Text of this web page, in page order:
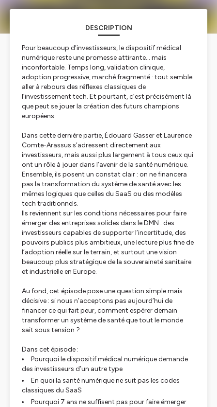
DESCRIPTION
Pour beaucoup d’investisseurs, le dispositif médical
numérique reste une promesse attirante… mais
inconfortable. Temps long, validation clinique,
adoption progressive, marché fragmenté : tout semble
aller à rebours des réflexes classiques de
l’investissement tech. Et pourtant, c’est précisément là
que peut se jouer la création des futurs champions
européens.
Dans cette dernière partie, Édouard Gasser et Laurence
Comte-Arassus s’adressent directement aux
investisseurs, mais aussi plus largement à tous ceux qui
ont un rôle à jouer dans l’avenir de la santé numérique.
Ensemble, ils posent un constat clair : on ne financera
pas la transformation du système de santé avec les
mêmes logiques que celles du SaaS ou des modèles
tech traditionnels.
Ils reviennent sur les conditions nécessaires pour faire
émerger des entreprises solides dans le DMN : des
investisseurs capables de supporter l’incertitude, des
pouvoirs publics plus ambitieux, une lecture plus fine de
l’adoption réelle sur le terrain, et surtout une vision
beaucoup plus stratégique de la souveraineté sanitaire
et industrielle en Europe.
Au fond, cet épisode pose une question simple mais
décisive : si nous n’acceptons pas aujourd’hui de
financer ce qui fait peur, comment espérer demain
transformer un système de santé que tout le monde
sait sous tension ?
Dans cet épisode :
Pourquoi le dispositif médical numérique demande
des investisseurs d’un autre type
En quoi la santé numérique ne suit pas les codes
classiques du SaaS
Pourquoi 7 ans ne suffisent pas pour faire émerger